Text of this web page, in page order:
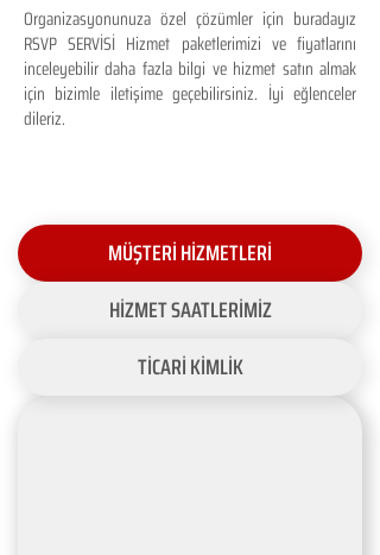
Organizasyonunuza özel çözümler için buradayız
RSVP SERVİSİ Hizmet paketlerimizi ve fiyatlarını
inceleyebilir daha fazla bilgi ve hizmet satın almak
için bizimle iletişime geçebilirsiniz. İyi eğlenceler
dileriz.
MÜŞTERİ HİZMETLERİ
HİZMET SAATLERİMİZ
TİCARİ KİMLİK